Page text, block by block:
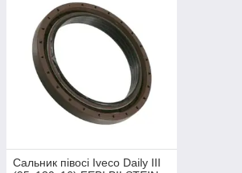
Сальник півосі Iveco Daily III